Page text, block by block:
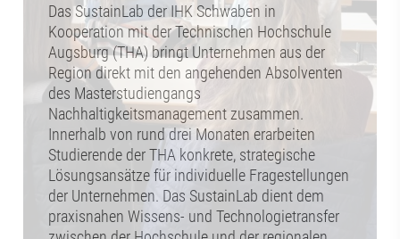
Das SustainLab der IHK Schwaben in
Kooperation mit der Technischen Hochschule
Augsburg (THA) bringt Unternehmen aus der
Region direkt mit den angehenden Absolventen
des Masterstudiengangs
Nachhaltigkeitsmanagement zusammen.
Innerhalb von rund drei Monaten erarbeiten
Studierende der THA konkrete, strategische
Lösungsansätze für individuelle Fragestellungen
der Unternehmen. Das SustainLab dient dem
praxisnahen Wissens- und Technologietransfer